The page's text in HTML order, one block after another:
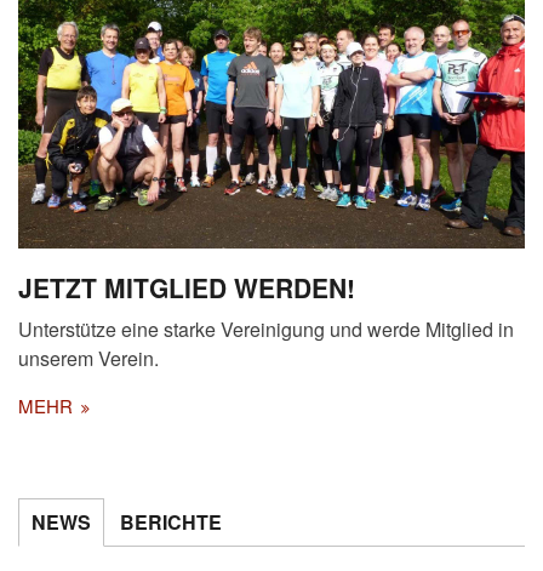
JETZT MITGLIED WERDEN!
Unterstütze eine starke Vereinigung und werde Mitglied in
unserem Verein.
MEHR
NEWS BERICHTE